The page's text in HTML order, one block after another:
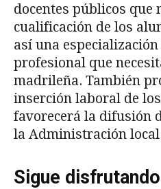
docentes públicos que
cualificación de los
así una
profesional que
madrileña. También
inserción laboral de
favorecerá la difusión
la Administración
Sigue